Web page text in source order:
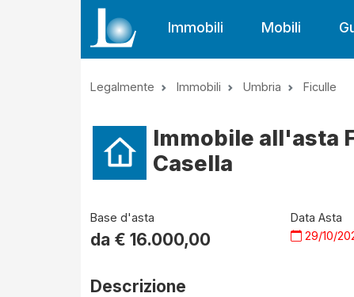
Immobili Mobili
Legalmente Immobili Umbria Ficulle
Immobile all'asta
Casella
Base d'asta
da € 16.000,00
Data Asta
29/10/
Descrizione